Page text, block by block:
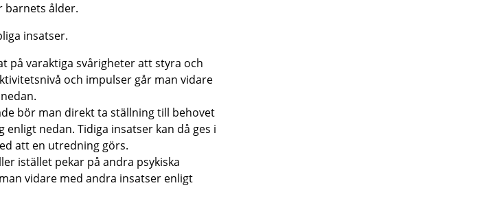
barnets ålder.
insatser.
på varaktiga svårigheter att styra och
och impulser går man vidare
bör man direkt ta ställning till behovet
nedan. Tidiga insatser kan då ges i
att en utredning görs.
istället pekar på andra psykiska
vidare med andra insatser enligt